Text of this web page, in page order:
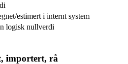
estimert i internt system
logisk nullverdi
importert, rå